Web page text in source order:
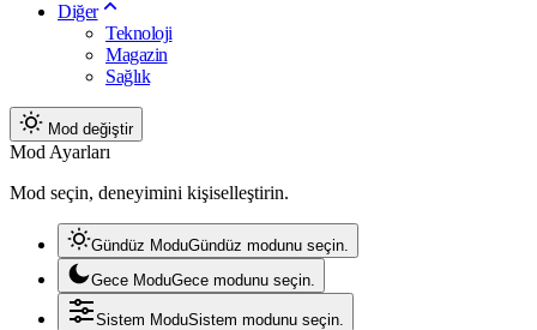
Diğer
Teknoloji
Magazin
Sağlık
Mod değiştir
Mod Ayarları
Mod seçin, deneyimini kişiselleştirin.
Gündüz ModuGündüz modunu seçin.
Gece ModuGece modunu seçin.
Sistem ModuSistem modunu seçin.